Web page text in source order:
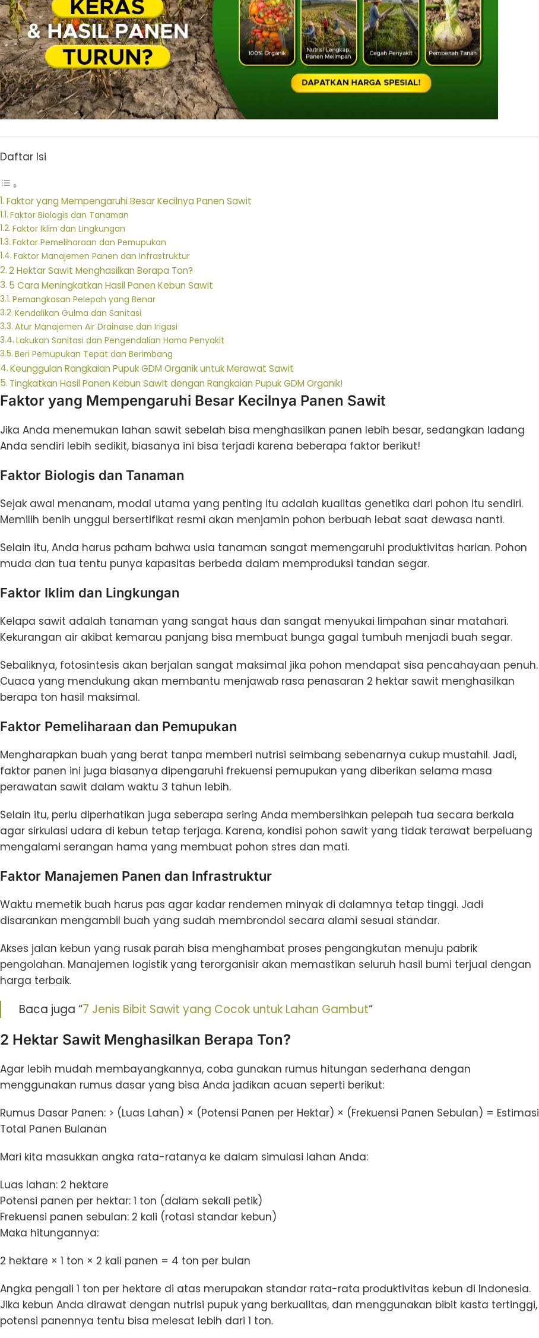
Daftar Isi
Faktor yang Mempengaruhi Besar Kecilnya Panen Sawit
Faktor Biologis dan Tanaman
Faktor Iklim dan Lingkungan
Faktor Pemeliharaan dan Pemupukan
Faktor Manajemen Panen dan Infrastruktur
2 Hektar Sawit Menghasilkan Berapa Ton?
5 Cara Meningkatkan Hasil Panen Kebun Sawit
Pemangkasan Pelepah yang Benar
Kendalikan Gulma dan Sanitasi
Atur Manajemen Air Drainase dan Irigasi
Lakukan Sanitasi dan Pengendalian Hama Penyakit
Beri Pemupukan Tepat dan Berimbang
Keunggulan Rangkaian Pupuk GDM Organik untuk Merawat Sawit
Tingkatkan Hasil Panen Kebun Sawit dengan Rangkaian Pupuk GDM Organik!
Faktor yang Mempengaruhi Besar Kecilnya Panen Sawit
Jika Anda menemukan lahan sawit sebelah bisa menghasilkan panen lebih besar, sedangkan ladang
Anda sendiri lebih sedikit, biasanya ini bisa terjadi karena beberapa faktor berikut!
Faktor Biologis dan Tanaman
Sejak awal menanam, modal utama yang penting itu adalah kualitas genetika dari pohon itu sendiri.
Memilih benih unggul bersertifikat resmi akan menjamin pohon berbuah lebat saat dewasa nanti.
Selain itu, Anda harus paham bahwa usia tanaman sangat memengaruhi produktivitas harian. Pohon
muda dan tua tentu punya kapasitas berbeda dalam memproduksi tandan segar.
Faktor Iklim dan Lingkungan
Kelapa sawit adalah tanaman yang sangat haus dan sangat menyukai limpahan sinar matahari.
Kekurangan air akibat kemarau panjang bisa membuat bunga gagal tumbuh menjadi buah segar.
Sebaliknya, fotosintesis akan berjalan sangat maksimal jika pohon mendapat sisa pencahayaan penuh.
Cuaca yang mendukung akan membantu menjawab rasa penasaran 2 hektar sawit menghasilkan
berapa ton hasil maksimal.
Faktor Pemeliharaan dan Pemupukan
Mengharapkan buah yang berat tanpa memberi nutrisi seimbang sebenarnya cukup mustahil. Jadi,
faktor panen ini juga biasanya dipengaruhi frekuensi pemupukan yang diberikan selama masa
perawatan sawit dalam waktu 3 tahun lebih.
Selain itu, perlu diperhatikan juga seberapa sering Anda membersihkan pelepah tua secara berkala
agar sirkulasi udara di kebun tetap terjaga. Karena, kondisi pohon sawit yang tidak terawat berpeluang
mengalami serangan hama yang membuat pohon stres dan mati.
Faktor Manajemen Panen dan Infrastruktur
Waktu memetik buah harus pas agar kadar rendemen minyak di dalamnya tetap tinggi. Jadi
disarankan mengambil buah yang sudah membrondol secara alami sesuai standar.
Akses jalan kebun yang rusak parah bisa menghambat proses pengangkutan menuju pabrik
pengolahan. Manajemen logistik yang terorganisir akan memastikan seluruh hasil bumi terjual dengan
harga terbaik.
Baca juga “7 Jenis Bibit Sawit yang Cocok untuk Lahan Gambut“
2 Hektar Sawit Menghasilkan Berapa Ton?
Agar lebih mudah membayangkannya, coba gunakan rumus hitungan sederhana dengan
menggunakan rumus dasar yang bisa Anda jadikan acuan seperti berikut:
Rumus Dasar Panen: > (Luas Lahan) × (Potensi Panen per Hektar) × (Frekuensi Panen Sebulan) = Estimasi
Total Panen Bulanan
Mari kita masukkan angka rata-ratanya ke dalam simulasi lahan Anda:
Luas lahan: 2 hektare
Potensi panen per hektar: 1 ton (dalam sekali petik)
Frekuensi panen sebulan: 2 kali (rotasi standar kebun)
Maka hitungannya:
2 hektare × 1 ton × 2 kali panen = 4 ton per bulan
Angka pengali 1 ton per hektare di atas merupakan standar rata-rata produktivitas kebun di Indonesia.
Jika kebun Anda dirawat dengan nutrisi pupuk yang berkualitas, dan menggunakan bibit kasta tertinggi,
potensi panennya tentu bisa melesat lebih dari 1 ton.